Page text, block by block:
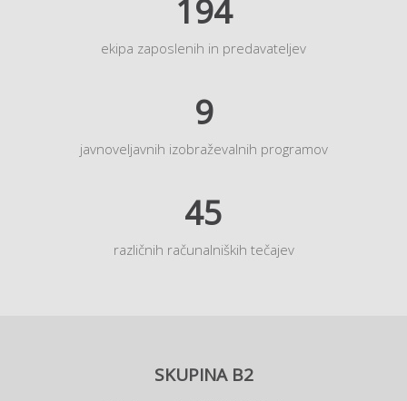
194
ekipa zaposlenih in predavateljev
9
javnoveljavnih izobraževalnih programov
45
različnih računalniških tečajev
SKUPINA B2